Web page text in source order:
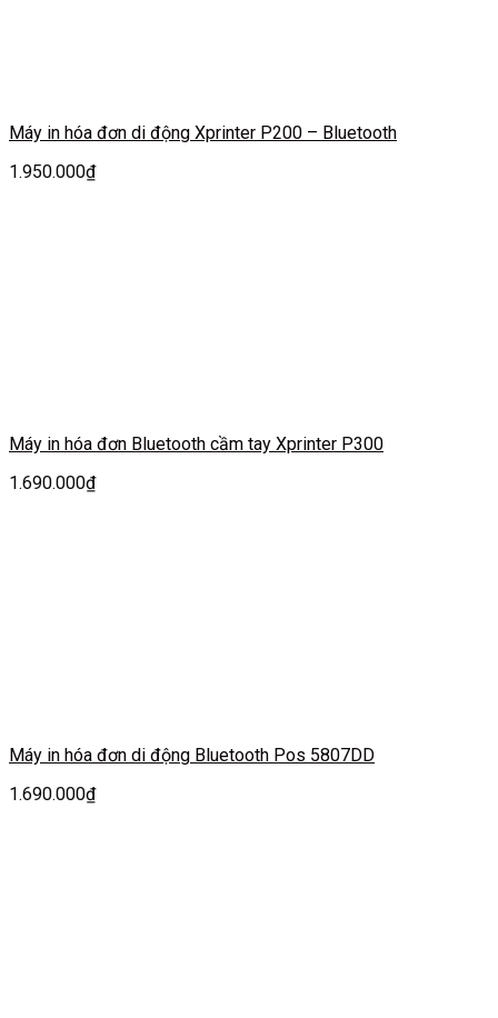
Máy in hóa đơn di động Xprinter P200 – Bluetooth
1.950.000₫
Máy in hóa đơn Bluetooth cầm tay Xprinter P300
1.690.000₫
Máy in hóa đơn di động Bluetooth Pos 5807DD
1.690.000₫